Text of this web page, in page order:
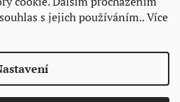
s jejich používáním.. Více